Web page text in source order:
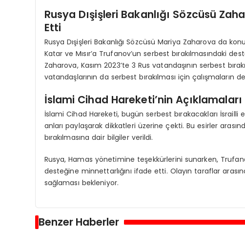
Rusya Dışişleri Bakanlığı Sözcüsü
Etti
Rusya Dışişleri Bakanlığı Sözcüsü Mariya Zaharova da
Katar ve Mısır’a Trufanov’un serbest bırakılmasındaki
Zaharova, Kasım 2023’te 3 Rus vatandaşının serbest
vatandaşlarının da serbest bırakılması için çalışmaların
İslami Cihad Hareketi’nin Açıklamaları
İslami Cihad Hareketi, bugün serbest bırakacakları
anları paylaşarak dikkatleri üzerine çekti. Bu esirler
bırakılmasına dair bilgiler verildi.
Rusya, Hamas yönetimine teşekkürlerini sunarken,
desteğine minnettarlığını ifade etti. Olayın taraflar
sağlaması bekleniyor.
Benzer Haberler